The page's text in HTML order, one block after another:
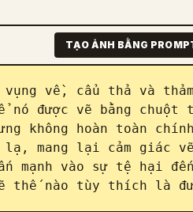
TẠO ẢNH BẰNG
về, cẩu thả và
nó được vẽ bằng chuột
không hoàn toàn
mang lại cảm giác vẽ
mạnh vào sự tệ hại
thế nào tùy thích là